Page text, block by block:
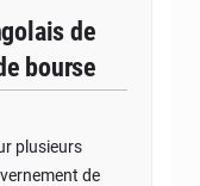
de
bourse
plusieurs
de